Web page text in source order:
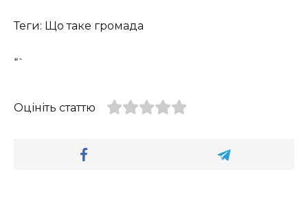
Теги: Що таке громада
“`
Оцініть статтю